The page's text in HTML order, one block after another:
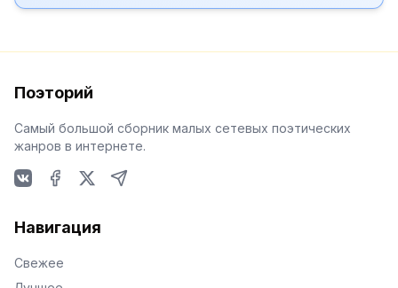
Поэторий
Самый большой сборник малых сетевых поэтических
жанров в интернете.
Навигация
Свежее